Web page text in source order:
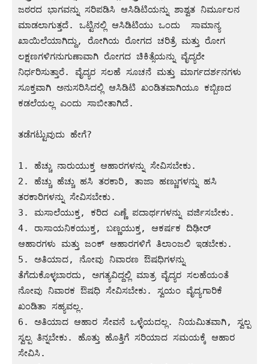
ಜಠರದ ಭಾಗವನ್ನು ಸರಿಪಡಿಸಿ ಆಸಿಡಿಟಿಯನ್ನು ಶಾಶ್ವತ ನಿರ್ಮೂಲನ
ಮಾಡಲಾಗುತ್ತದೆ. ಒಟ್ಟಿನಲ್ಲಿ ಆಸಿಡಿಟಿಯು ಒಂದು  ಸಾಮಾನ್ಯ
ಖಾಯಿಲೆಯಾಗಿದ್ದು, ರೋಗಿಯ ರೋಗದ ಚರಿತ್ರೆ ಮತ್ತು ರೋಗ
ಲಕ್ಷಣಗಳಿಗನುಗುಣಾವಾಗಿ ರೋಗದ ಚಿಕಿತ್ಸೆಯನ್ನು ವೈದ್ಯರೇ
ನಿರ್ಧರಿಸುತ್ತಾರೆ. ವೈದ್ಯರ ಸಲಹೆ ಸೂಚನೆ ಮತ್ತು ಮಾರ್ಗದರ್ಶನಗಳು
ಸೂಕ್ತವಾಗಿ ಅನುಸರಿಸಿದಲ್ಲಿ ಆಸಿಡಿಟಿ ಖಂಡಿತವಾಗಿಯೂ ಕಬ್ಬಿಣದ
ಕಡಲೆಯಲ್ಲ ಎಂದು ಸಾಬೀತಾಗಿದೆ.
ತಡೆಗಟ್ಟುವುದು ಹೇಗೆ?
1. ಹೆಚ್ಚು ನಾರುಯುಕ್ತ ಆಹಾರಗಳನ್ನು ಸೇವಿಸಬೇಕು.
2. ಹೆಚ್ಚು ಹೆಚ್ಚು ಹಸಿ ತರಕಾರಿ, ತಾಜಾ ಹಣ್ಣುಗಳನ್ನು ಹಸಿ
ತರಕಾರಿಗಳನ್ನು ಸೇವಿಸಬೇಕು.
3. ಮಸಾಲೆಯುಕ್ತ, ಕರಿದ ಎಣ್ಣೆ ಪದಾರ್ಥಗಳನ್ನು ವರ್ಜಿಸಬೇಕು.
4. ರಾಸಾಯನಿಕಯುಕ್ತ, ಬಣ್ಣಯುಕ್ತ, ಆಕರ್ಷಕ ದಿಢೀರ್
ಆಹಾರಗಳು ಮತ್ತು ಜಂಕ್ ಆಹಾರಗಳಿಗೆ ತಿಲಾಂಜಲಿ ಇಡಬೇಕು.
5. ಅತಿಯಾದ, ನೋವು ನಿವಾರಣ ಔಷಧಿಗಳನ್ನು
ತೆಗೆದುಕೊಳ್ಳಬಾರದು, ಅಗತ್ಯವಿದ್ದಲ್ಲಿ ಮಾತ್ರ ವೈದ್ಯರ ಸಲಹೆಯಂತೆ
ನೋವು ನಿವಾರಕ ಔಷಧಿ ಸೇವಿಸಬೇಕು. ಸ್ವಯಂ ವೈದ್ಯಗಾರಿಕೆ
ಖಂಡಿತಾ ಸಹ್ಯವಲ್ಲ.
6. ಅತಿಯಾದ ಆಹಾರ ಸೇವನೆ ಒಳ್ಳೆಯದಲ್ಲ. ನಿಯಮಿತವಾಗಿ, ಸ್ವಲ್ಪ
ಸ್ವಲ್ಪ ತಿನ್ನಬೇಕು. ಹೊತ್ತು ಹೊತ್ತಿಗೆ ಸರಿಯಾದ ಸಮಯಕ್ಕೆ ಆಹಾರ
ಸೇವಿಸಿ.